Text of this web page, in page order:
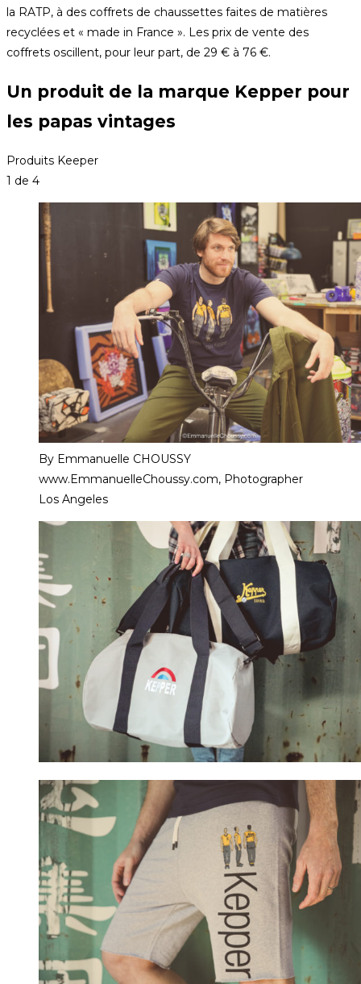
la RATP, à des coffrets de chaussettes faites de matières
recyclées et « made in France ». Les prix de vente des
coffrets oscillent, pour leur part, de 29 € à 76 €.
Un produit de la marque Kepper pour
les papas vintages
Produits Keeper
1 de 4
By Emmanuelle CHOUSSY
www.EmmanuelleChoussy.com, Photographer
Los Angeles